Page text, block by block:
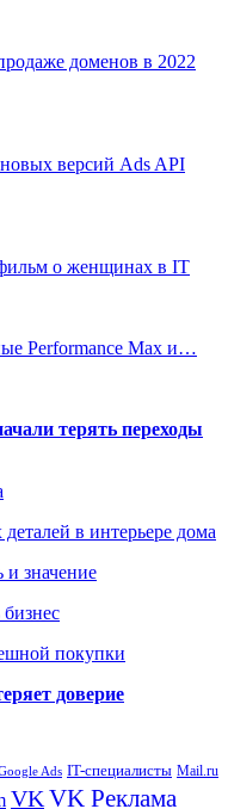
доменов в 2022
версий Ads API
о женщинах в IT
Performance Max и…
терять переходы
в интерьере дома
и значение
покупки
доверие
Ads IT-специалисты Mail.ru
VKVK Реклама